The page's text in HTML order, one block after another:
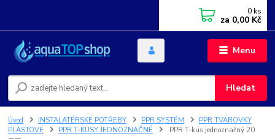
Menu
Hledat
0 ks
za 0,00 Kč
Úvod INSTALATÉRSKÉ POTŘEBY PPR SYSTÉM
PPR TVAROVKY
PLASTOVÉ
PPR T-KUSY JEDNOZNAČNÉ
PPR T-kus jednoznačný 20